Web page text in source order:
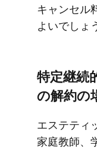
キャンセル
よいでしょ
特定継続
の​​解約の​​
エステティ
家庭教師、​​